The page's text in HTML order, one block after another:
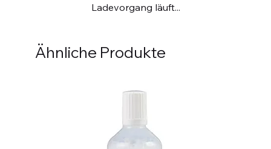
Ladevorgang läuft...
Ähnliche Produkte